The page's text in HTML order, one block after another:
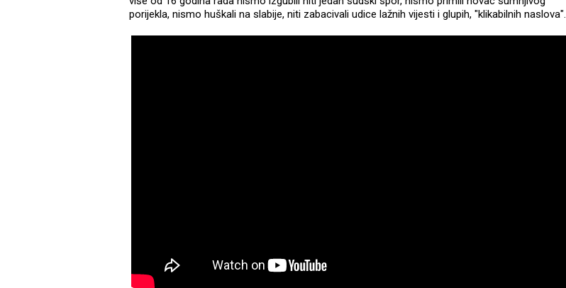
porijekla, nismo huškali na slabije, niti zabacivali udice lažnih vijesti i glupih, "klikabilnih naslova".